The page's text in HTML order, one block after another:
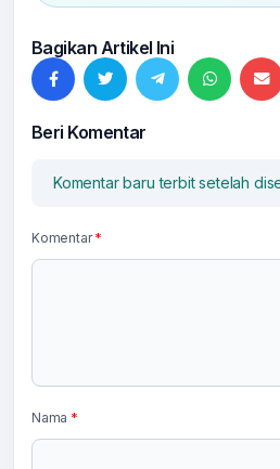
Bagikan Artikel Ini
Beri Komentar
Komentar baru terbit setelah
Komentar*
Nama *